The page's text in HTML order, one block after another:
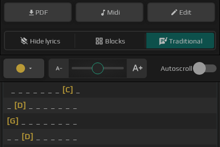
PDF Midi Edit
Hide lyrics Blocks Traditional
Autoscroll
[C]
[D]
[G]
[D]